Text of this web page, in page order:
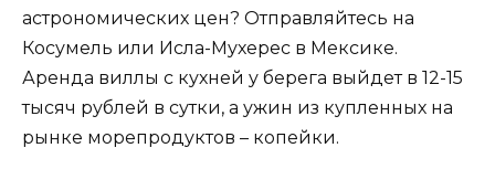
астрономических цен? Отправляйтесь на
Косумель или Исла-Мухерес в Мексике.
Аренда виллы с кухней у берега выйдет в 12-15
тысяч рублей в сутки, а ужин из купленных на
рынке морепродуктов – копейки.